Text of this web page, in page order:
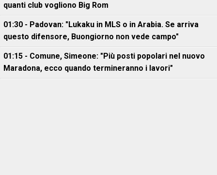
quanti club vogliono Big Rom
01:30 - Padovan: "Lukaku in MLS o in Arabia. Se arriva
questo difensore, Buongiorno non vede campo"
01:15 - Comune, Simeone: "Più posti popolari nel nuovo
Maradona, ecco quando termineranno i lavori"